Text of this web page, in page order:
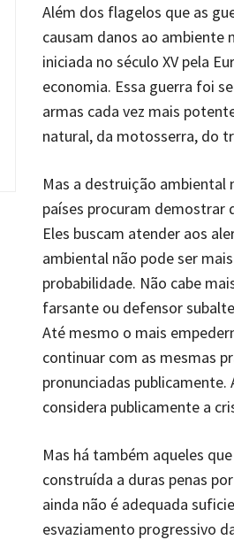
Além dos flagelos que as
causam danos ao ambiente
iniciada no século XV pela
economia. Essa guerra foi
armas cada vez mais
natural, da motosserra, do
Mas a destruição ambiental
países procuram demostrar
Eles buscam atender aos
ambiental não pode ser
probabilidade. Não cabe
farsante ou defensor
Até mesmo o mais
continuar com as mesmas
pronunciadas
considera publicamente a
Mas há também aqueles
construída a duras penas
ainda não é adequada
esvaziamento progressivo